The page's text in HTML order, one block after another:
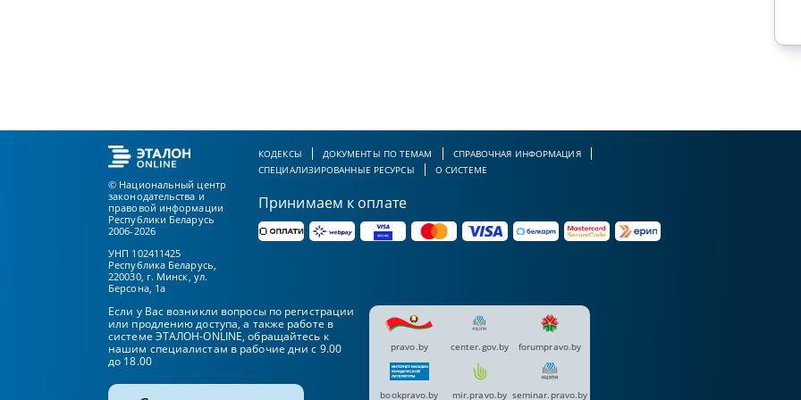
© Национальный центр
законодательства и
правовой информации
Республики Беларусь
2006-2026
УНП 102411425
Республика Беларусь,
220030, г. Минск, ул.
Берсона, 1а
КОДЕКСЫ ДОКУМЕНТЫ ПО ТЕМАМ
СПРАВОЧНАЯ ИНФОРМАЦИЯ
СПЕЦИАЛИЗИРОВАННЫЕ РЕСУРСЫ
О СИСТЕМЕ
Принимаем к оплате
Если у Вас возникли вопросы по регистрации
или продлению доступа, а также работе в
системе ЭТАЛОН-ONLINE, обращайтесь к
нашим специалистам в рабочие дни с 9.00
до 18.00
pravo.by center.gov.by forumpravo.by
bookpravo.by mir.pravo.by seminar.pravo.by